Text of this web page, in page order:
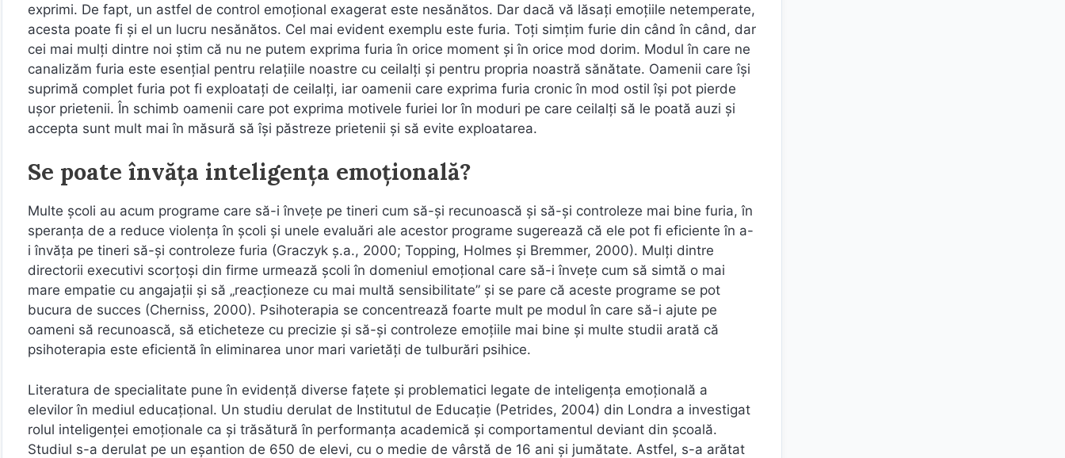
exprimi. De fapt, un astfel de control emoțional exagerat este nesănătos. Dar dacă vă lăsați emoțiile netemperate,
acesta poate fi și el un lucru nesănătos. Cel mai evident exemplu este furia. Toți simțim furie din când în când, dar
cei mai mulți dintre noi știm că nu ne putem exprima furia în orice moment și în orice mod dorim. Modul în care ne
canalizăm furia este esențial pentru relațiile noastre cu ceilalți și pentru propria noastră sănătate. Oamenii care își
suprimă complet furia pot fi exploatați de ceilalți, iar oamenii care exprima furia cronic în mod ostil își pot pierde
ușor prietenii. În schimb oamenii care pot exprima motivele furiei lor în moduri pe care ceilalți să le poată auzi și
accepta sunt mult mai în măsură să își păstreze prietenii și să evite exploatarea.
Se poate învăța inteligența emoțională?
Multe școli au acum programe care să-i învețe pe tineri cum să-și recunoască și să-și controleze mai bine furia, în
speranța de a reduce violența în școli și unele evaluări ale acestor programe sugerează că ele pot fi eficiente în a-
i învăța pe tineri să-și controleze furia (Graczyk ș.a., 2000; Topping, Holmes și Bremmer, 2000). Mulți dintre
directorii executivi scorțoși din firme urmează școli în domeniul emoțional care să-i învețe cum să simtă o mai
mare empatie cu angajații și să „reacționeze cu mai multă sensibilitate” și se pare că aceste programe se pot
bucura de succes (Cherniss, 2000). Psihoterapia se concentrează foarte mult pe modul în care să-i ajute pe
oameni să recunoască, să eticheteze cu precizie și să-și controleze emoțiile mai bine și multe studii arată că
psihoterapia este eficientă în eliminarea unor mari varietăți de tulburări psihice.
Literatura de specialitate pune în evidență diverse fațete și problematici legate de inteligența emoțională a
elevilor în mediul educațional. Un studiu derulat de Institutul de Educație (Petrides, 2004) din Londra a investigat
rolul inteligenței emoționale ca și trăsătură în performanța academică și comportamentul deviant din școală.
Studiul s-a derulat pe un eșantion de 650 de elevi, cu o medie de vârstă de 16 ani și jumătate. Astfel, s-a arătat